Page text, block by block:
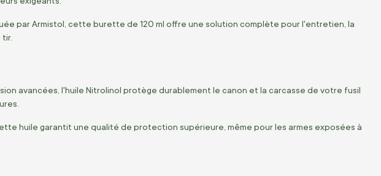
par Armistol, cette burette de 120 ml offre une solution complète pour l'entretien, la
avancées, l'huile Nitrolinol protège durablement le canon et la carcasse de votre fusil
huile garantit une qualité de protection supérieure, même pour les armes exposées à